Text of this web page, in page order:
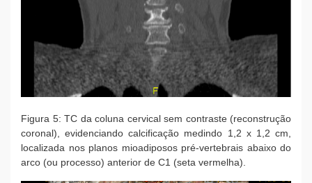
Figura 5: TC da coluna cervical sem contraste (reconstrução
coronal), evidenciando calcificação medindo 1,2 x 1,2 cm,
localizada nos planos mioadiposos pré-vertebrais abaixo do
arco (ou processo) anterior de C1 (seta vermelha).